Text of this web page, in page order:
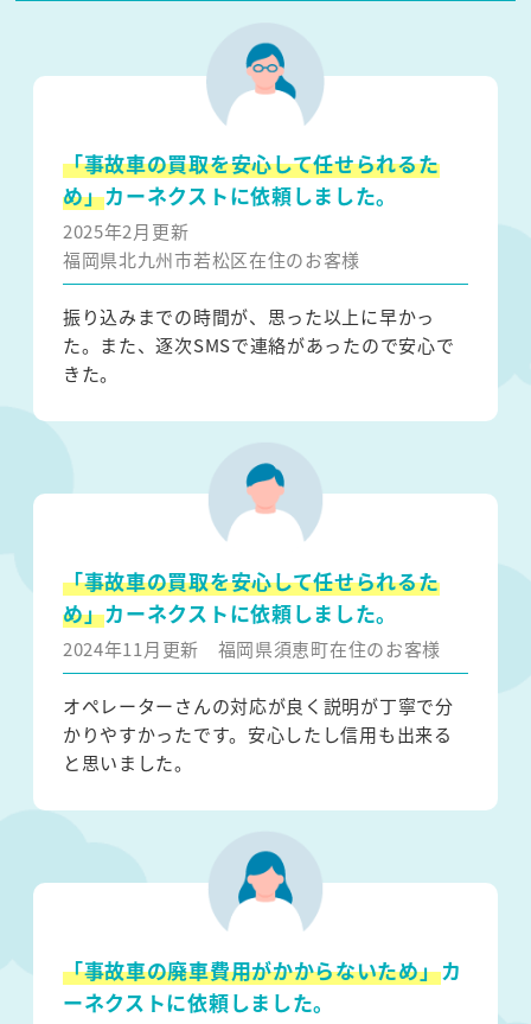
「事故車の買取を安心して任せられるた
め」カーネクストに依頼しました。
2025年2月更新
福岡県北九州市若松区在住のお客様
振り込みまでの時間が、思った以上に早かっ
た。また、逐次SMSで連絡があったので安心で
きた。
「事故車の買取を安心して任せられるた
め」カーネクストに依頼しました。
2024年11月更新 福岡県須恵町在住のお客様
オペレーターさんの対応が良く説明が丁寧で分
かりやすかったです。安心したし信用も出来る
と思いました。
「事故車の廃車費用がかからないため」カ
ーネクストに依頼しました。